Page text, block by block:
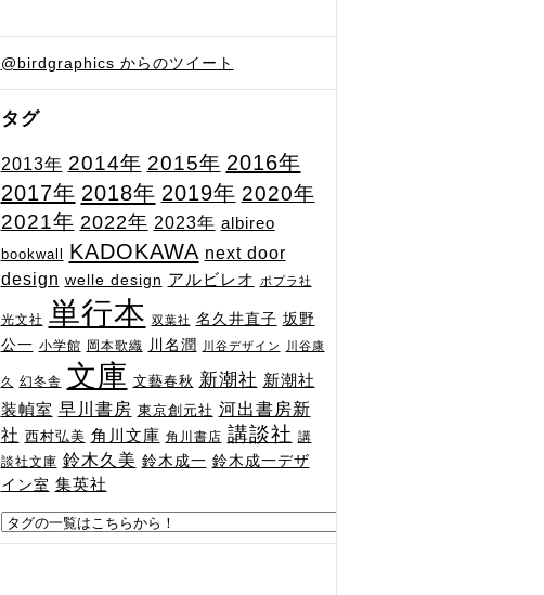
@birdgraphics からのツイート
タグ
2013年 2014年 2015年 2016年
2017年 2018年 2019年 2020年
2021年 2022年 2023年 albireo
bookwall KADOKAWA next door
design welle design アルビレオ ポプラ社
光文社 単行本 双葉社 名久井直子 坂野
公一 小学館 岡本歌織 川名潤 川谷デザイン 川谷康
久 幻冬舎 文庫 文藝春秋 新潮社 新潮社
装幀室 早川書房 東京創元社 河出書房新
社 西村弘美 角川文庫 角川書店 講談社 講
談社文庫 鈴木久美 鈴木成一 鈴木成一デザ
イン室 集英社